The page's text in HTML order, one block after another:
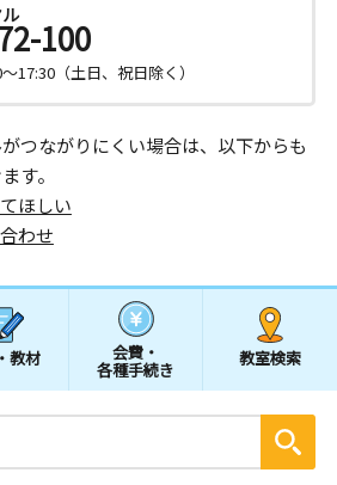
100
17:30（土日、祝日除く）
つながりにくい場合は、以下からも
す。
ほしい
わせ
教材 会費・
各種手続き
教室検索